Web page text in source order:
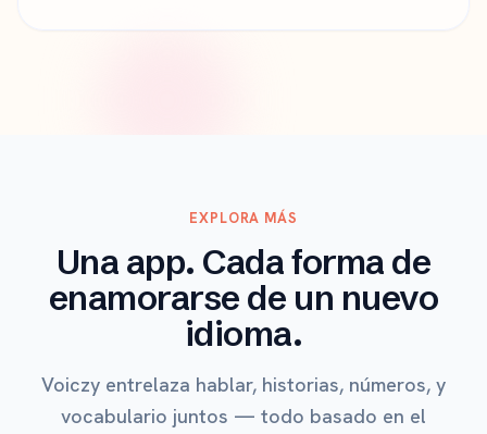
EXPLORA MÁS
Una app. Cada forma de
enamorarse de un nuevo
idioma.
Voiczy entrelaza hablar, historias, números, y
vocabulario juntos — todo basado en el